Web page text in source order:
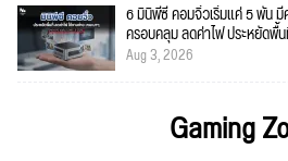
6 มินิพีซี คอมจิ๋วเริ่มแค่ 5 พัน
ครอบคลุม ลดค่าไฟ ประหยัดพื้
Aug 3, 2026
Gaming